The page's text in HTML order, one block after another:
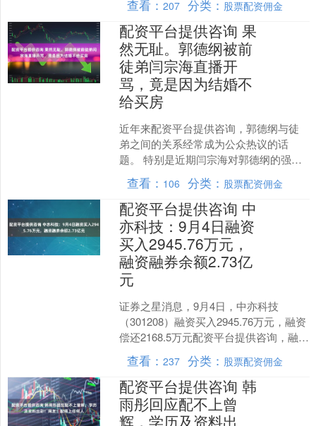
8点，国际金价报....
查看：207 分类： 股票配资佣金
配资平台提供咨询 果
然无耻。郭德纲被前
徒弟闫宗海直播开
骂，竟是因为结婚不
给买房
近年来配资平台提供咨询，郭德纲与徒
弟之间的关系经常成为公众热议的话
题。 特别是近期闫宗海对郭德纲的强烈
指责，更是将这一关系推向了风口浪
尖。 曾经密不可分的师徒情....
查看： 106 分类： 股票配资佣金
配资平台提供咨询 中
亦科技：9月4日融资
买入2945.76万元，
融资融券余额2.73亿
元
证券之星消息，9月4日，中亦科技
（301208）融资买入2945.76万元，融资
偿还2168.5万元配资平台提供咨询，融资
净买入777.26万元，融资余额2.7....
查看：237 分类： 股票配资佣金
配资平台提供咨询 韩
雨彤回应配不上曾
辉，学历及资料出